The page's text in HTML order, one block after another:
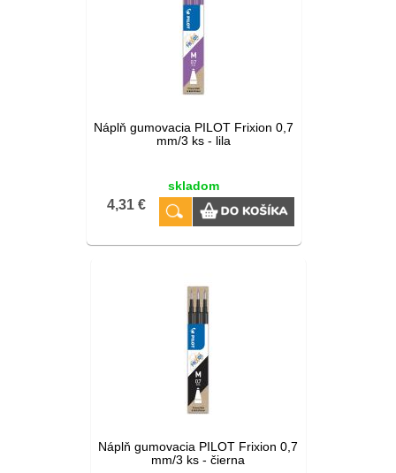
Náplň gumovacia PILOT Frixion 0,7
mm/3 ks - lila
skladom
4,31 €
Náplň gumovacia PILOT Frixion 0,7
mm/3 ks - čierna